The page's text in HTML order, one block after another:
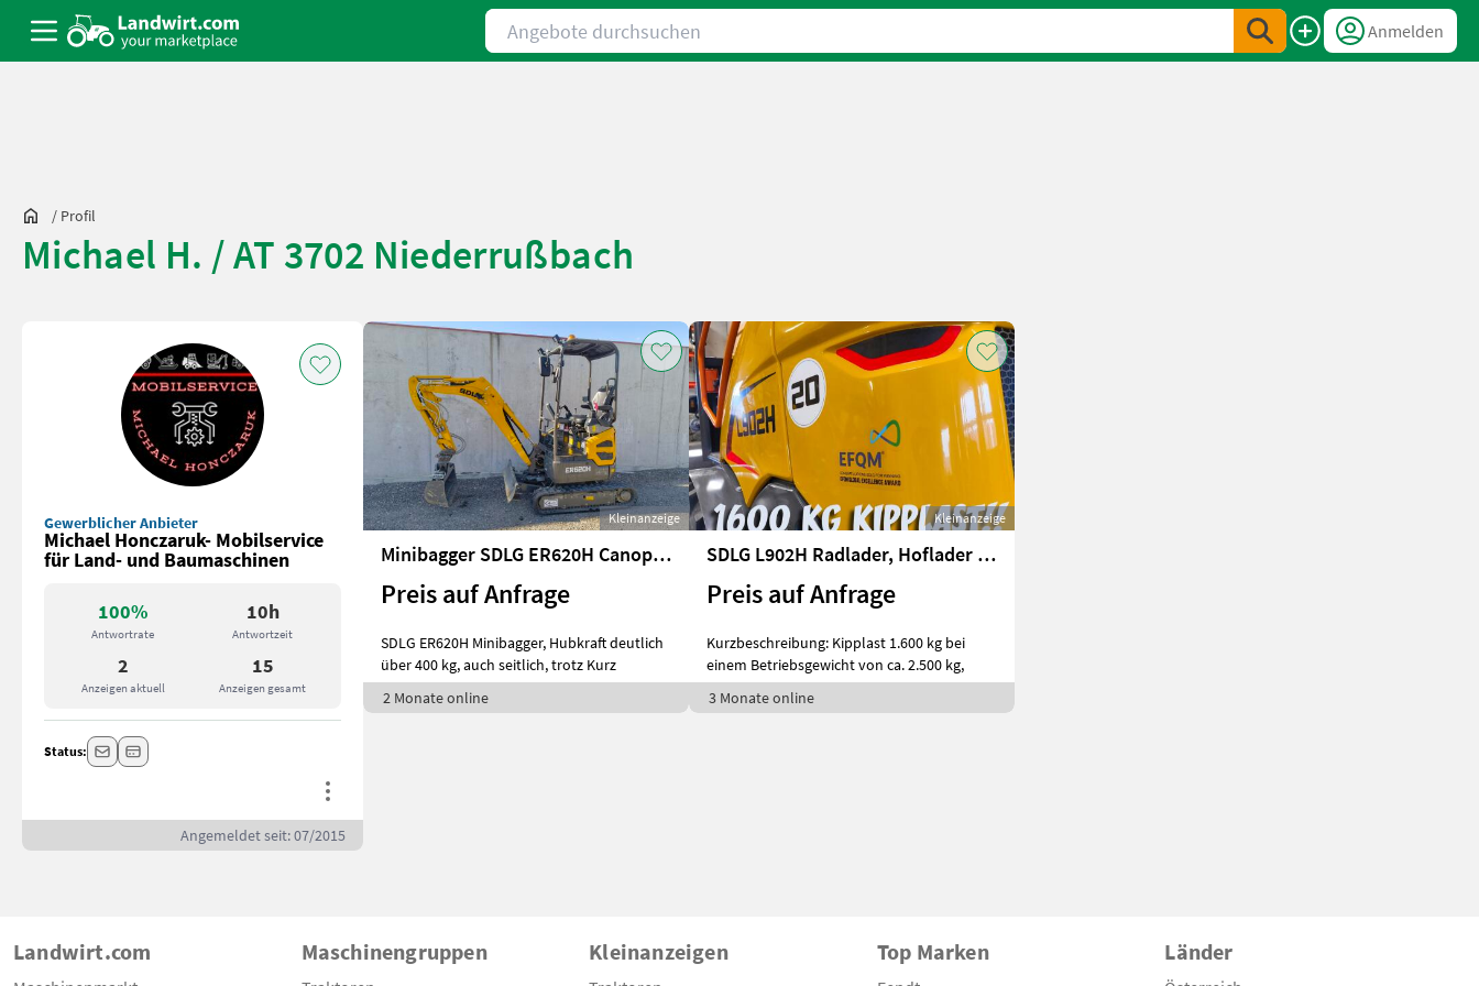
Angebote durchsuchen
Anmelden
/ Profil
Michael H. / AT 3702 Niederrußbach
Gewerblicher Anbieter
Michael Honczaruk- Mobilservice
für Land- und Baumaschinen
100%
Antwortrate
10h
Antwortzeit
2
Anzeigen aktuell
15
Anzeigen gesamt
Status:
Angemeldet seit: 07/2015
Kleinanzeige
Minibagger SDLG ER620H Canopy 1,9 t
Preis auf Anfrage
SDLG ER620H Minibagger, Hubkraft deutlich
über 400 kg, auch seitlich, trotz Kurz
2 Monate online
Kleinanzeige
SDLG L902H Radlader, Hoflader SDLG L902H
Preis auf Anfrage
Kurzbeschreibung: Kipplast 1.600 kg bei
einem Betriebsgewicht von ca. 2.500 kg,
3 Monate online
Landwirt.com Maschinengruppen Kleinanzeigen Top Marken Länder